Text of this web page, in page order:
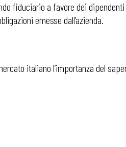
fiduciario a favore dei dipendenti
emesse dall’azienda.
italiano l’importanza del